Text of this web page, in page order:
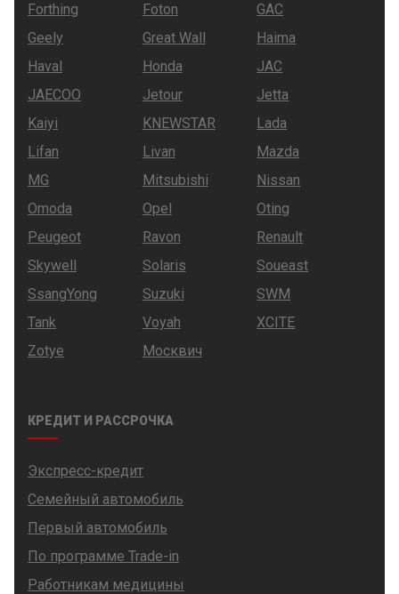
Forthing
Foton
GAC
Geely
Great Wall
Haima
Haval
Honda
JAC
JAECOO
Jetour
Jetta
Kaiyi
KNEWSTAR
Lada
Lifan
Livan
Mazda
MG
Mitsubishi
Nissan
Omoda
Opel
Oting
Peugeot
Ravon
Renault
Skywell
Solaris
Soueast
SsangYong
Suzuki
SWM
Tank
Voyah
XCITE
Zotye
Москвич
КРЕДИТ И РАССРОЧКА
Экспресс-кредит
Семейный автомобиль
Первый автомобиль
По программе Trade-in
Работникам медицины